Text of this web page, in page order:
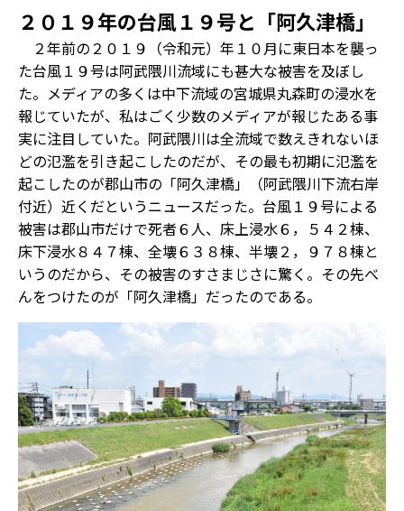
２０１９年の台風１９号と「阿久津橋」
２年前の２０１９（令和元）年１０月に東日本を襲っ
た台風１９号は阿武隈川流域にも甚大な被害を及ぼし
た。メディアの多くは中下流域の宮城県丸森町の浸水を
報じていたが、私はごく少数のメディアが報じたある事
実に注目していた。阿武隈川は全流域で数えきれないほ
どの氾濫を引き起こしたのだが、その最も初期に氾濫を
起こしたのが郡山市の「阿久津橋」（阿武隈川下流右岸
付近）近くだというニュースだった。台風１９号による
被害は郡山市だけで死者６人、床上浸水６，５４２棟、
床下浸水８４７棟、全壊６３８棟、半壊２，９７８棟と
いうのだから、その被害のすさまじさに驚く。その先べ
んをつけたのが「阿久津橋」だったのである。